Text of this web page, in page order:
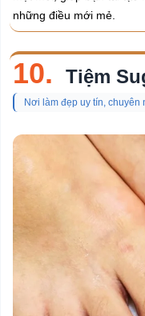
những điều mới mẻ.
10. Tiệm
Nơi làm đẹp uy tín,